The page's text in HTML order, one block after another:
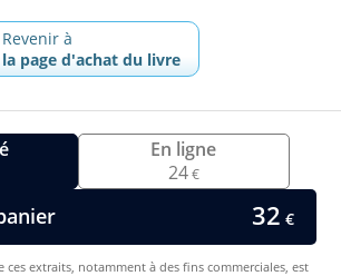
Revenir à
la page d'achat du livre
En ligne
24€
32 €
extraits, notamment à des fins commerciales, est